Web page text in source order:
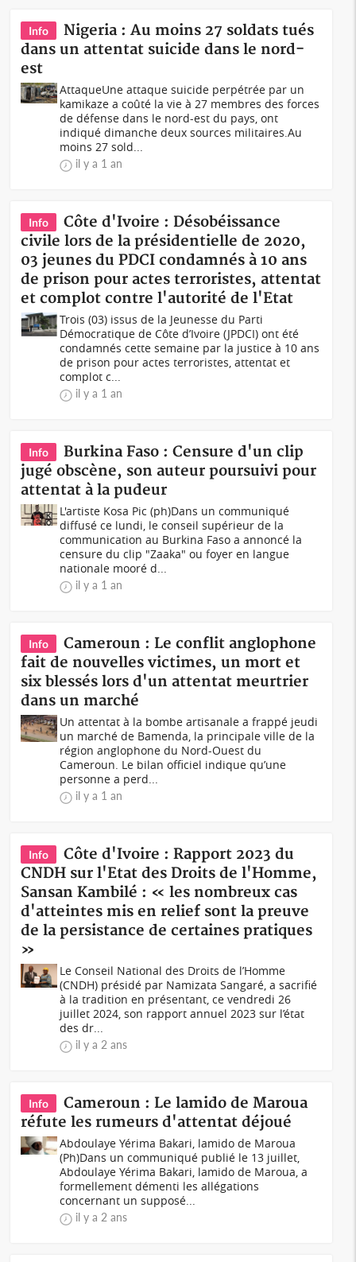
Info
Nigeria : Au moins 27 soldats tués
dans un attentat suicide dans le nord-
est
AttaqueUne attaque suicide perpétrée par un
kamikaze a coûté la vie à 27 membres des forces
de défense dans le nord-est du pays, ont
indiqué dimanche deux sources militaires.Au
moins 27 sold...
il y a 1 an
Info
Côte d'Ivoire : Désobéissance
civile lors de la présidentielle de 2020,
03 jeunes du PDCI condamnés à 10 ans
de prison pour actes terroristes, attentat
et complot contre l'autorité de l'Etat
Trois (03) issus de la Jeunesse du Parti
Démocratique de Côte d’Ivoire (JPDCI) ont été
condamnés cette semaine par la justice à 10 ans
de prison pour actes terroristes, attentat et
complot c...
il y a 1 an
Info
Burkina Faso : Censure d'un clip
jugé obscène, son auteur poursuivi pour
attentat à la pudeur
L'artiste Kosa Pic (ph)Dans un communiqué
diffusé ce lundi, le conseil supérieur de la
communication au Burkina Faso a annoncé la
censure du clip "Zaaka" ou foyer en langue
nationale mooré d...
il y a 1 an
Info
Cameroun : Le conflit anglophone
fait de nouvelles victimes, un mort et
six blessés lors d'un attentat meurtrier
dans un marché
Un attentat à la bombe artisanale a frappé jeudi
un marché de Bamenda, la principale ville de la
région anglophone du Nord-Ouest du
Cameroun. Le bilan officiel indique qu’une
personne a perd...
il y a 1 an
Info
Côte d'Ivoire : Rapport 2023 du
CNDH sur l'Etat des Droits de l'Homme,
Sansan Kambilé : « les nombreux cas
d'atteintes mis en relief sont la preuve
de la persistance de certaines pratiques
»
Le Conseil National des Droits de l’Homme
(CNDH) présidé par Namizata Sangaré, a sacrifié
à la tradition en présentant, ce vendredi 26
juillet 2024, son rapport annuel 2023 sur l’état
des dr...
il y a 2 ans
Info
Cameroun : Le lamido de Maroua
réfute les rumeurs d'attentat déjoué
Abdoulaye Yérima Bakari, lamido de Maroua
(Ph)Dans un communiqué publié le 13 juillet,
Abdoulaye Yérima Bakari, lamido de Maroua, a
formellement démenti les allégations
concernant un supposé...
il y a 2 ans